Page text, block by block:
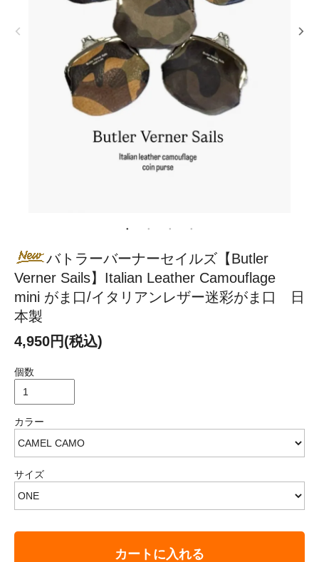
バトラーバーナーセイルズ【Butler
Verner Sails】Italian Leather Camouflage
mini がま口/イタリアンレザー迷彩がま口 日
本製
4,950円(税込)
個数
カラー
サイズ
カートに入れる